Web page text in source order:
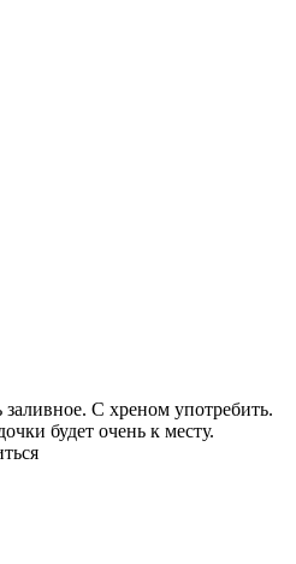
заливное. С хреном употребить.
будет очень к месту.